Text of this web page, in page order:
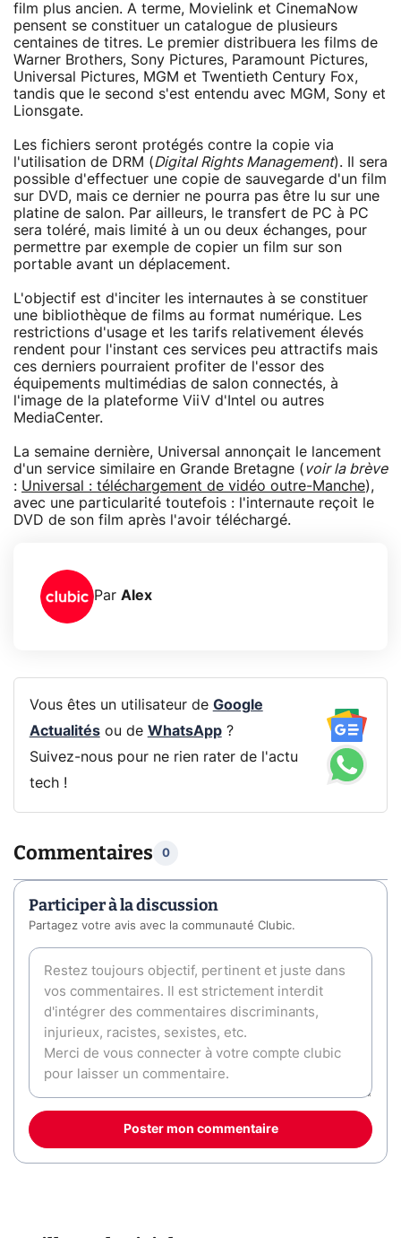
film plus ancien. A terme, Movielink et CinemaNow
pensent se constituer un catalogue de plusieurs
centaines de titres. Le premier distribuera les films de
Warner Brothers, Sony Pictures, Paramount Pictures,
Universal Pictures, MGM et Twentieth Century Fox,
tandis que le second s'est entendu avec MGM, Sony et
Lionsgate.
Les fichiers seront protégés contre la copie via
l'utilisation de DRM (Digital Rights Management). Il sera
possible d'effectuer une copie de sauvegarde d'un film
sur DVD, mais ce dernier ne pourra pas être lu sur une
platine de salon. Par ailleurs, le transfert de PC à PC
sera toléré, mais limité à un ou deux échanges, pour
permettre par exemple de copier un film sur son
portable avant un déplacement.
L'objectif est d'inciter les internautes à se constituer
une bibliothèque de films au format numérique. Les
restrictions d'usage et les tarifs relativement élevés
rendent pour l'instant ces services peu attractifs mais
ces derniers pourraient profiter de l'essor des
équipements multimédias de salon connectés, à
l'image de la plateforme ViiV d'Intel ou autres
MediaCenter.
La semaine dernière, Universal annonçait le lancement
d'un service similaire en Grande Bretagne (voir la brève
: Universal : téléchargement de vidéo outre-Manche),
avec une particularité toutefois : l'internaute reçoit le
DVD de son film après l'avoir téléchargé.
Par Alex
Vous êtes un utilisateur de Google
Actualitésou de WhatsApp?
Suivez-nous pour ne rien rater de l'actu
tech !
Commentaires 0
Participer à la discussion
Partagez votre avis avec la communauté Clubic.
Poster mon commentaire